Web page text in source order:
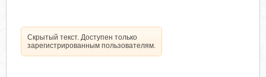
Скрытый текст. Доступен только
зарегистрированным пользователям.